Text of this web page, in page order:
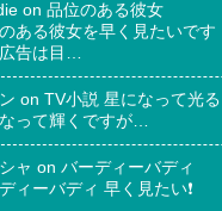
on 品位のある彼女
ある彼女を早く見たいです
告は目…
on TV小説 星になって光る
って輝くですが…
ャ on バーディーバディ
ィーバディ 早く見たい❗